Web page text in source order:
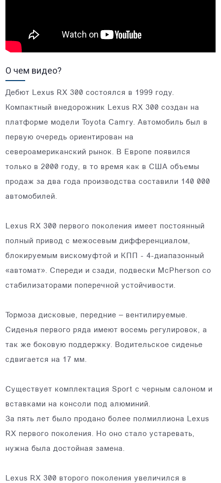
О чем видео?
Дебют Lexus RX 300 состоялся в 1999 году.
Компактный внедорожник Lexus RX 300 создан на
платформе модели Toyota Camry. Автомобиль был в
первую очередь ориентирован на
североамериканский рынок. В Европе появился
только в 2000 году, в то время как в США объемы
продаж за два года производства составили 140 000
автомобилей.
Lexus RX 300 первого поколения имеет постоянный
полный привод с межосевым дифференциалом,
блокируемым вискомуфтой и КПП - 4-диапазонный
«автомат». Спереди и сзади, подвески McPherson со
стабилизаторами поперечной устойчивости.
Тормоза дисковые, передние – вентилируемые.
Сиденья первого ряда имеют восемь регулировок, а
так же боковую поддержку. Водительское сиденье
сдвигается на 17 мм.
Существует комплектация Sport с черным салоном и
вставками на консоли под алюминий.
За пять лет было продано более полмиллиона Lexus
RX первого поколения. Но оно стало устаревать,
нужна была достойная замена.
Lexus RX 300 второго поколения увеличился в